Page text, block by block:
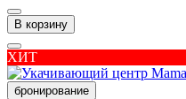
В корзину
ХИТ
бронирование